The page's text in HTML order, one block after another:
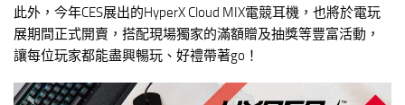
此外，今年CES展出的HyperX Cloud MIX電競耳機，也將於電玩
展期間正式開賣，搭配現場獨家的滿額贈及抽獎等豐富活動，
讓每位玩家都能盡興暢玩、好禮帶著go！